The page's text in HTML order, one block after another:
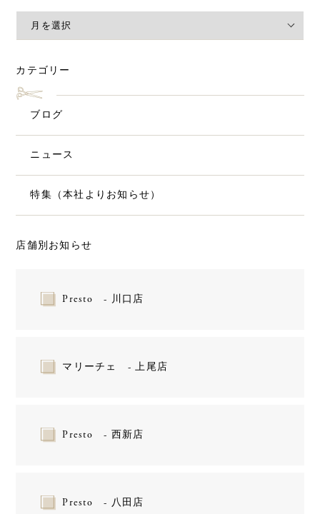
カテゴリー
ブログ
ニュース
特集（本社よりお知らせ）
店舗別お知らせ
Presto - 川口店
マリーチェ - 上尾店
Presto - 西新店
Presto - 八田店